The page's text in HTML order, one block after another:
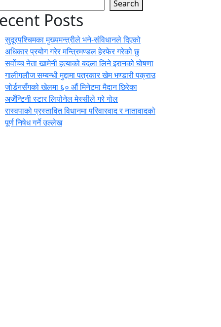
Search
Posts
सुदूरपश्चिमका मुख्यमन्त्रीले भने-संविधानले दिएको
अधिकार प्रयोग गरेर मन्त्रिमण्डल हेरफेर गरेको छु
सर्वोच्च नेता खामेनी हत्याको बदला लिने इरानको घोषणा
गालीगलौज सम्बन्धी मुद्दामा पत्रकार खेम भण्डारी पक्राउ
जोर्डनसँगको खेलमा ६० औं मिनेटमा मैदान छिरेका
अर्जेन्टिनी स्टार लियोनेल मेस्सीले गरे गोल
रास्वपाको प्रस्तावित विधानमा परिवारवाद र नातावादको
पूर्ण निषेध गर्ने उल्लेख